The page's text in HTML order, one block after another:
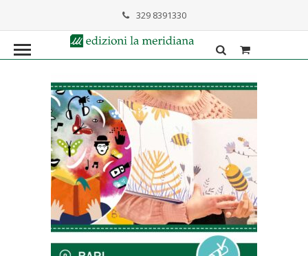
329 8391330
formazione@lameridiana.it